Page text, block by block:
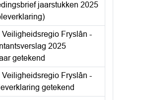
jaarstukken 2025
Veiligheidsregio Fryslân -
2025
getekend
Veiligheidsregio Fryslân -
getekend